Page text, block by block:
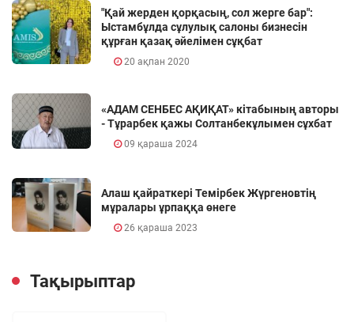
"Қай жерден қорқасың, сол жерге бар":
Ыстамбұлда сұлулық салоны бизнесін
құрған қазақ әйелімен сұқбат
20 ақпан 2020
«АДАМ СЕНБЕС АҚИҚАТ» кітабының авторы
- Тұрарбек қажы Солтанбекұлымен сұхбат
09 қараша 2024
Алаш қайраткері Темірбек Жүргеновтің
мұралары ұрпаққа өнеге
26 қараша 2023
Тақырыптар